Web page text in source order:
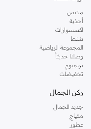
ملابس
أحذية
اكسسوارات
شنط
المجموعة الرياضية
وصلنا حديثاً
بريميوم
تخفيضات
ركن الجمال
جديد الجمال
مكياج
عطور